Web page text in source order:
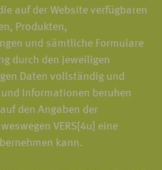
auf der Website verfügbaren
Produkten,
und sämtliche Formulare
durch den jeweiligen
Daten vollständig und
Informationen beruhen
den Angaben der
VERS[4u] eine
kann.